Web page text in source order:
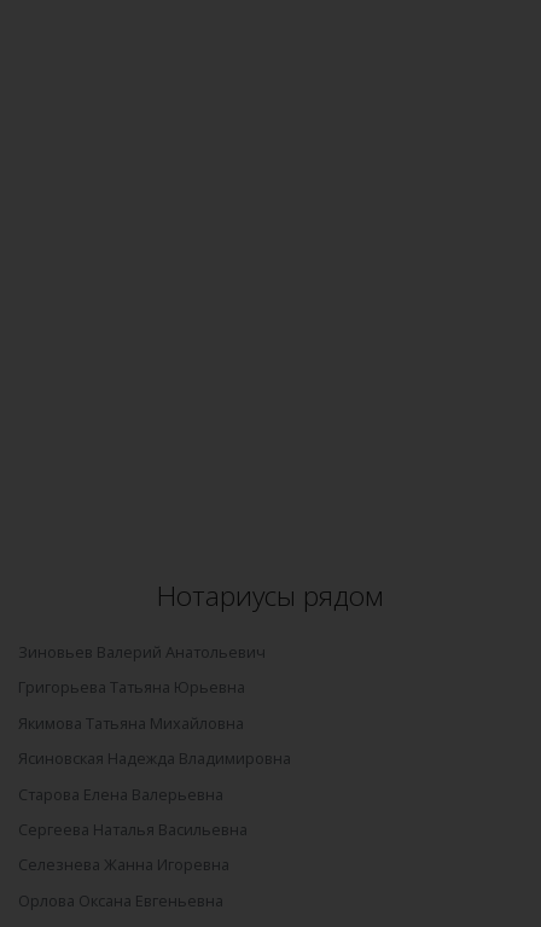
Нотариусы рядом
Зиновьев Валерий Анатольевич
Григорьева Татьяна Юрьевна
Якимова Татьяна Михайловна
Ясиновская Надежда Владимировна
Старова Елена Валерьевна
Сергеева Наталья Васильевна
Селезнева Жанна Игоревна
Орлова Оксана Евгеньевна